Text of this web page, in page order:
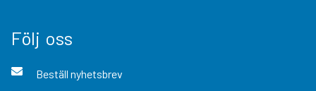
Följ oss
Beställ nyhetsbrev